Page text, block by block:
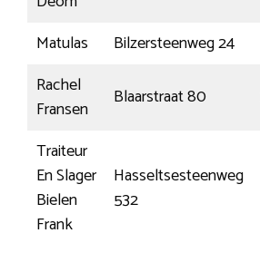
Matulas
Bilzersteenweg 24
Rachel
Fransen
Blaarstraat 80
Traiteur
En Slager
Bielen
Frank
Hasseltsesteenweg
532